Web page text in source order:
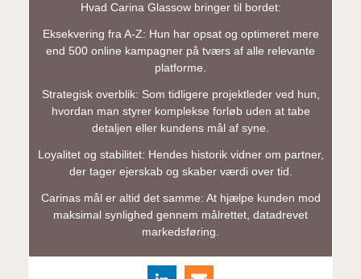
Hvad Carina Glassow bringer til bordet:
Eksekvering fra A-Z: Hun har opsat og optimeret mere
end 500 online kampagner på tværs af alle relevante
platforme.
Strategisk overblik: Som tidligere projektleder ved hun,
hvordan man styrer komplekse forløb uden at tabe
detaljen eller kundens mål af syne.
Loyalitet og stabilitet: Hendes historik vidner om partner,
der tager ejerskab og skaber værdi over tid.
Carinas mål er altid det samme: At hjælpe kunden mod
maksimal synlighed gennem målrettet, datadrevet
markedsføring.